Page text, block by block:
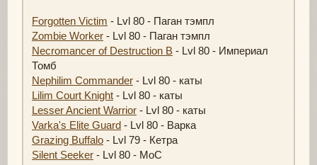
Forgotten Victim - Lvl 80 - Паган тэмпл
Zombie Worker - Lvl 80 - Паган тэмпл
Necromancer of Destruction B - Lvl 80 - Империал
Томб
Nephilim Commander - Lvl 80 - каты
Lilim Court Knight - Lvl 80 - каты
Lesser Ancient Warrior - Lvl 80 - каты
Varka's Elite Guard - Lvl 80 - Варка
Grazing Buffalo - Lvl 79 - Кетра
Silent Seeker - Lvl 80 - МоС